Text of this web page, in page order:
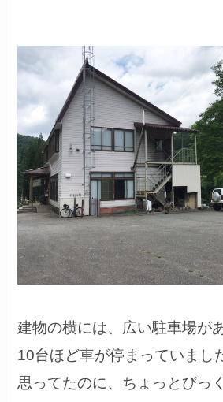
建物の横には、広い駐車場が
10台ほど車が停まっていまし
思ってたのに、ちょっとびっ